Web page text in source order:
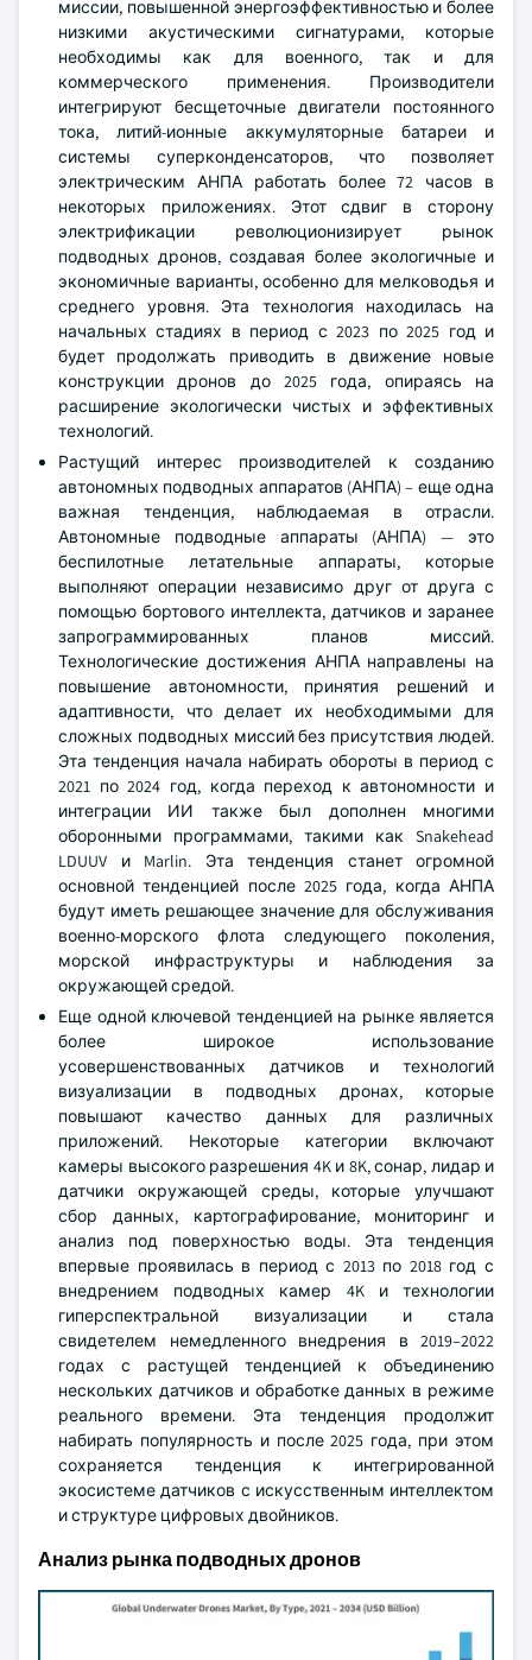
миссии, повышенной энергоэффективностью и более
низкими акустическими сигнатурами, которые
необходимы как для военного, так и для
коммерческого применения. Производители
интегрируют бесщеточные двигатели постоянного
тока, литий-ионные аккумуляторные батареи и
системы суперконденсаторов, что позволяет
электрическим АНПА работать более 72 часов в
некоторых приложениях. Этот сдвиг в сторону
электрификации революционизирует рынок
подводных дронов, создавая более экологичные и
экономичные варианты, особенно для мелководья и
среднего уровня. Эта технология находилась на
начальных стадиях в период с 2023 по 2025 год и
будет продолжать приводить в движение новые
конструкции дронов до 2025 года, опираясь на
расширение экологически чистых и эффективных
технологий.
Растущий интерес производителей к созданию
автономных подводных аппаратов (АНПА) – еще одна
важная тенденция, наблюдаемая в отрасли.
Автономные подводные аппараты (АНПА) — это
беспилотные летательные аппараты, которые
выполняют операции независимо друг от друга с
помощью бортового интеллекта, датчиков и заранее
запрограммированных планов миссий.
Технологические достижения АНПА направлены на
повышение автономности, принятия решений и
адаптивности, что делает их необходимыми для
сложных подводных миссий без присутствия людей.
Эта тенденция начала набирать обороты в период с
2021 по 2024 год, когда переход к автономности и
интеграции ИИ также был дополнен многими
оборонными программами, такими как Snakehead
LDUUV и Marlin. Эта тенденция станет огромной
основной тенденцией после 2025 года, когда АНПА
будут иметь решающее значение для обслуживания
военно-морского флота следующего поколения,
морской инфраструктуры и наблюдения за
окружающей средой.
Еще одной ключевой тенденцией на рынке является
более широкое использование
усовершенствованных датчиков и технологий
визуализации в подводных дронах, которые
повышают качество данных для различных
приложений. Некоторые категории включают
камеры высокого разрешения 4K и 8K, сонар, лидар и
датчики окружающей среды, которые улучшают
сбор данных, картографирование, мониторинг и
анализ под поверхностью воды. Эта тенденция
впервые проявилась в период с 2013 по 2018 год с
внедрением подводных камер 4K и технологии
гиперспектральной визуализации и стала
свидетелем немедленного внедрения в 2019–2022
годах с растущей тенденцией к объединению
нескольких датчиков и обработке данных в режиме
реального времени. Эта тенденция продолжит
набирать популярность и после 2025 года, при этом
сохраняется тенденция к интегрированной
экосистеме датчиков с искусственным интеллектом
и структуре цифровых двойников.
Анализ рынка подводных дронов